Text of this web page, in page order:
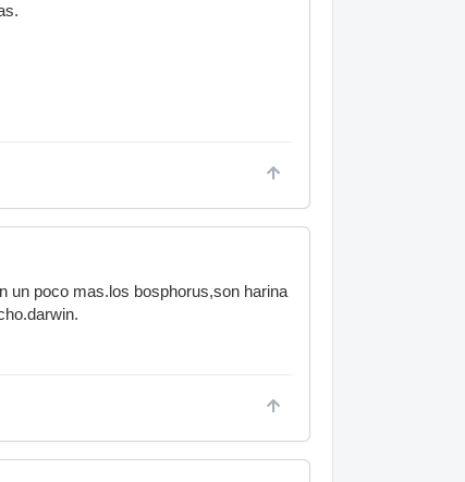
un poco mas.los bosphorus,son harina